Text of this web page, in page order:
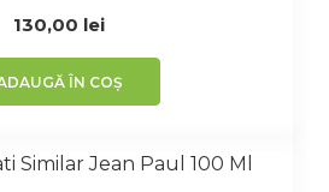
130,00 lei
ÎN COȘ
Similar Jean Paul 100 Ml